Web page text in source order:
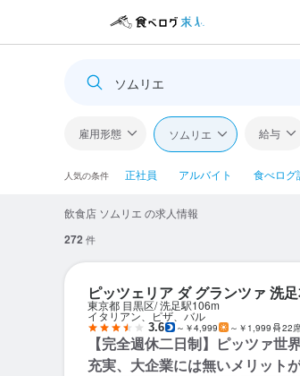
ソムリエ
雇用形態 ソムリエ 給与
人気の条件 正社員 アルバイト 食べログ
飲食店 ソムリエ の求人情報
272 件
ピッツェリア ダ グランツァ 洗
東京都 目黒区 洗足駅106m
イタリアン、ピザ、バル
3.6 ～￥4,999 ～￥1,999 22
【完全週休二日制】ピッツァ
充実、大企業には無いメリット